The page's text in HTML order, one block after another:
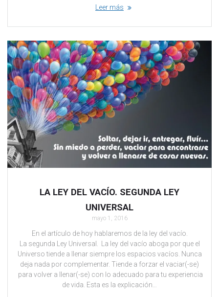
Leer más
LA LEY DEL VACÍO. SEGUNDA LEY
UNIVERSAL
mayo 1, 2016
En el artículo de hoy hablaremos de la ley del vacío.
La segunda Ley Universal. La ley del vacío aboga por que el
Universo tiende a llenar siempre los espacios vacíos. Nunca
deja nada por complementar. Tiende a forzar el vaciar(-se)
para volver a llenar(-se) con lo adecuado para tu experiencia
de vida. Esta es la explicación…